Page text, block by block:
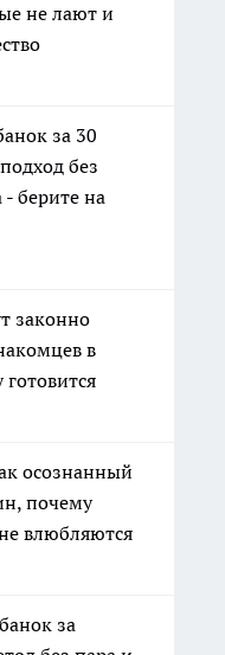
не лают и
за 30
без
берите на
законно
в
осознанный
почему
влюбляются
за